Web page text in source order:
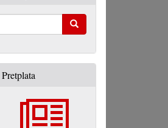
Pretplata